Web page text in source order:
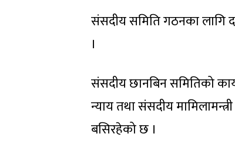
संसदीय समिति गठनका लागि
।
संसदीय छानबिन समितिको
न्याय तथा संसदीय
बसिरहेको छ ।